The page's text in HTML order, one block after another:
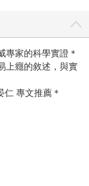
專家的科學實證＊
上癮的敘述，與實
仁 專文推薦＊